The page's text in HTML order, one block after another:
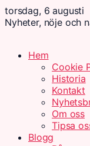
torsdag, 6 augusti
Nyheter, nöje och
Hem
Cookie
Historia
Kontakt
Om oss
Tipsa
Blogg